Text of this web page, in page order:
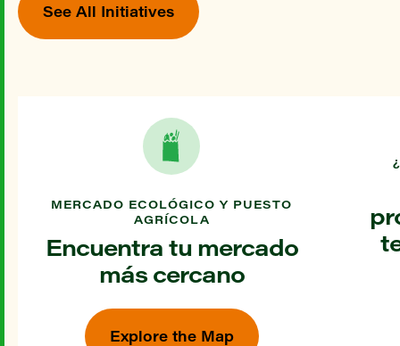
See All Initiatives
MERCADO ECOLÓGICO Y PUESTO
AGRÍCOLA
Encuentra tu mercado
más cercano
Explore the Map